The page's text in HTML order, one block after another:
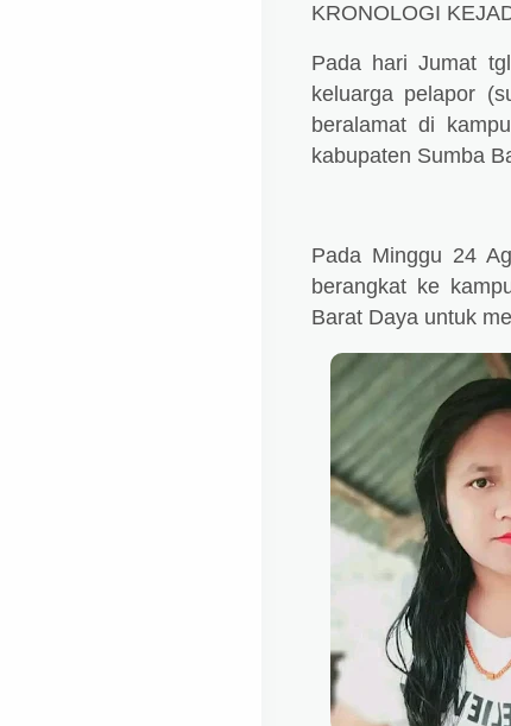
KRONOLOGI
Pada hari Jumat
keluarga pelapor
beralamat di
kabupaten Sumba
Pada Minggu 24
berangkat ke
Barat Daya untuk